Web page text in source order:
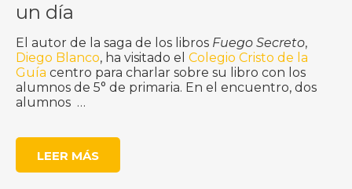
un día
El autor de la saga de los libros Fuego Secreto,
Diego Blanco, ha visitado el Colegio Cristo de la
Guía centro para charlar sobre su libro con los
alumnos de 5° de primaria. En el encuentro, dos
alumnos …
LEER MÁS